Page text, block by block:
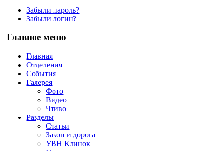
Забыли пароль?
Забыли логин?
Главное меню
Главная
Отделения
События
Галерея
Фото
Видео
Чтиво
Разделы
Статьи
Закон и дорога
УВН Клинок